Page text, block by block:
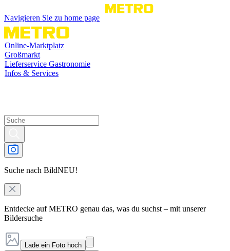
Navigieren Sie zu home page
Online-Marktplatz
Großmarkt
Lieferservice Gastronomie
Infos & Services
Suche nach BildNEU!
Entdecke auf METRO genau das, was du suchst – mit unserer
Bildersuche
Lade ein Foto hoch